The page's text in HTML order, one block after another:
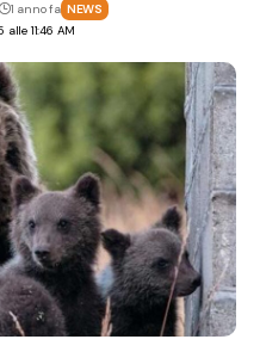
11:46 AM
1 anno fa NEWS